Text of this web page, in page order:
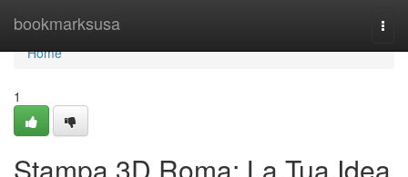
bookmarksusa
Home
Home
1